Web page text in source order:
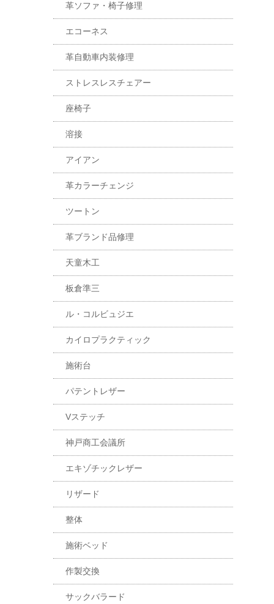
革ソファ・椅子修理
エコーネス
革自動車内装修理
ストレスレスチェアー
座椅子
溶接
アイアン
革カラーチェンジ
ツートン
革ブランド品修理
天童木工
板倉準三
ル・コルビュジエ
カイロプラクティック
施術台
パテントレザー
Vステッチ
神戸商工会議所
エキゾチックレザー
リザード
整体
施術ベッド
作製交換
サックバラード